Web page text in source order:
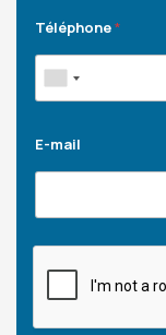
Téléphone*
E-mail